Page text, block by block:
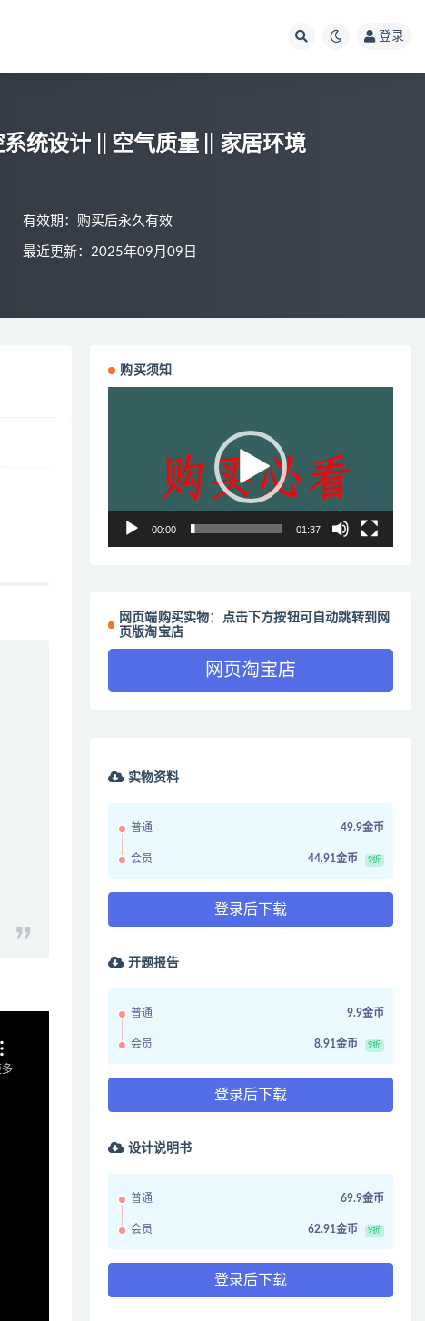
登录
统设计 || 空气质量 || 家居环境
有效期：购买后永久有效
最近更新：2025年09月09日
购买须知
00:00 01:37
网页端购买实物：点击下方按钮可自动跳转到网
页版淘宝店
网页淘宝店
实物资料
普通 49.9金币
会员 44.91金币 9折
登录后下载
开题报告
普通 9.9金币
会员 8.91金币 9折
登录后下载
设计说明书
普通 69.9金币
会员 62.91金币 9折
登录后下载